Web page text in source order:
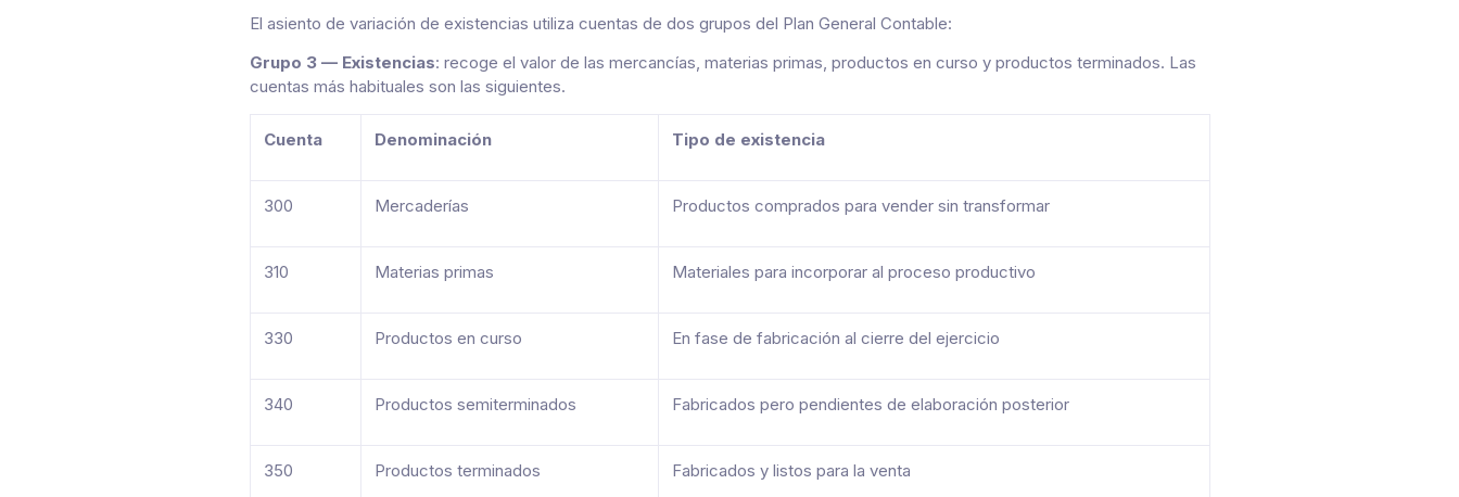
El asiento de variación de existencias utiliza cuentas de dos grupos del Plan General Contable:
Grupo 3 — Existencias: recoge el valor de las mercancías, materias primas, productos en curso y productos terminados. Las
cuentas más habituales son las siguientes.
Cuenta Denominación Tipo de existencia
300 Mercaderías Productos comprados para vender sin transformar
310 Materias primas Materiales para incorporar al proceso productivo
330 Productos en curso En fase de fabricación al cierre del ejercicio
340 Productos semiterminados Fabricados pero pendientes de elaboración posterior
350 Productos terminados Fabricados y listos para la venta